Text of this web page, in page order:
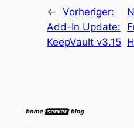
← Vorheriger:
Add-In Update:
KeepVault v3.15